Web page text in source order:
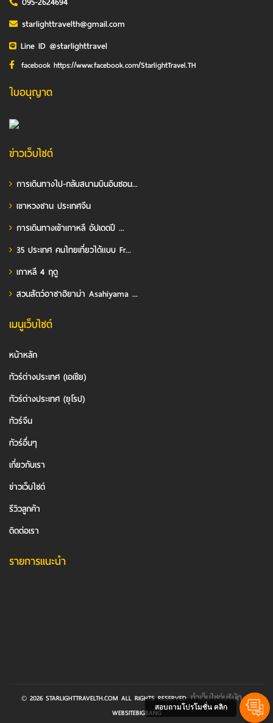
starlighttravelth@gmail.com
Line ID @starlighttravel
facebook https://www.facebook.com/StarlightTravel.TH
ใบอนุญาต
ข่าวเว็บไซต์
การเดินทางไป-กลับสนามบินอินชอน...
เขาหวงซาน ประเทศจีน
การเดินทางเข้าเกาหลี อัปเดตปี ...
35 ประเทศ คนไทยเที่ยวได้แบบ Fr...
เกาหลี 4 ฤดู
สวนสัตว์อาซาฮิยาม่า Asahiyama ...
เมนูเว็บไซต์
หน้าหลัก
ทัวร์ต่างประเทศ (เอเชีย)
ทัวร์ต่างประเทศ (ยุโรป)
ทัวร์จีน
ทัวร์อื่นๆ
เกี่ยวกับเรา
ข่าวเว็บไซต์
รีวิวลูกค้า
ติดต่อเรา
รายการแนะนำ
© 2026 STARLIGHTTRAVELTH.COM ALL RIGHTS RESERVED.ทำเว็บไซต์บริษัทBY
WEBSITEBIGBANGสอบถามโปรโมชั่น คลิก